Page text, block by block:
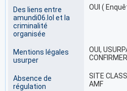
Des liens entre
amundi06.lol et la
criminalité
organisée
OUI (
Mentions légales
usurper
OUI,
CONFIRMER
Absence de
régulation
SITE
AMF